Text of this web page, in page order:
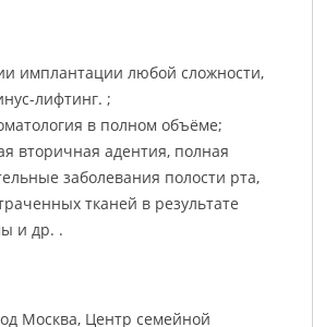
имплантации любой сложности,
лифтинг. ;
в полном объёме;
вторичная адентия, полная
заболевания полости рта,
тканей в результате
и др. .
Москва, Центр семейной